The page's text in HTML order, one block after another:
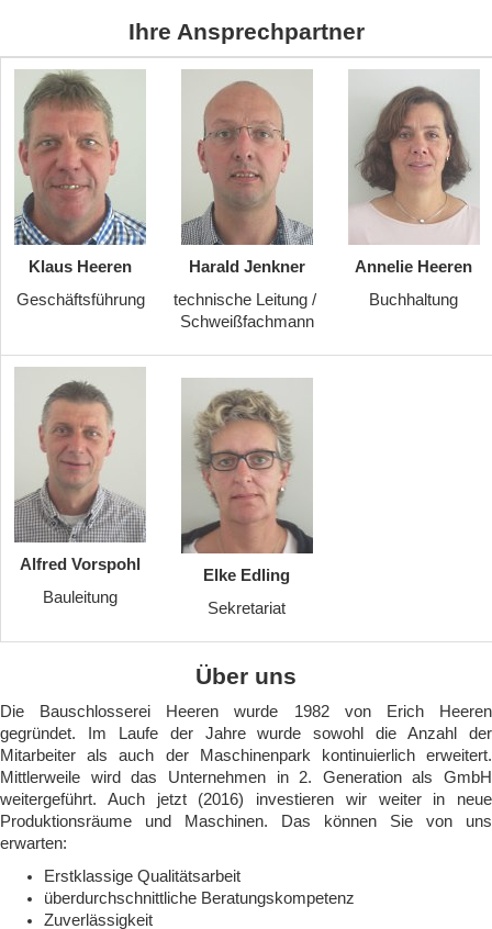
Ihre Ansprechpartner
Klaus Heeren
Geschäftsführung
Harald Jenkner
technische Leitung /
Schweißfachmann
Annelie Heeren
Buchhaltung
Alfred Vorspohl
Bauleitung
Elke Edling
Sekretariat
Über uns
Die Bauschlosserei Heeren wurde 1982 von Erich Heeren
gegründet. Im Laufe der Jahre wurde sowohl die Anzahl der
Mitarbeiter als auch der Maschinenpark kontinuierlich erweitert.
Mittlerweile wird das Unternehmen in 2. Generation als GmbH
weitergeführt. Auch jetzt (2016) investieren wir weiter in neue
Produktionsräume und Maschinen. Das können Sie von uns
erwarten:
Erstklassige Qualitätsarbeit
überdurchschnittliche Beratungskompetenz
Zuverlässigkeit